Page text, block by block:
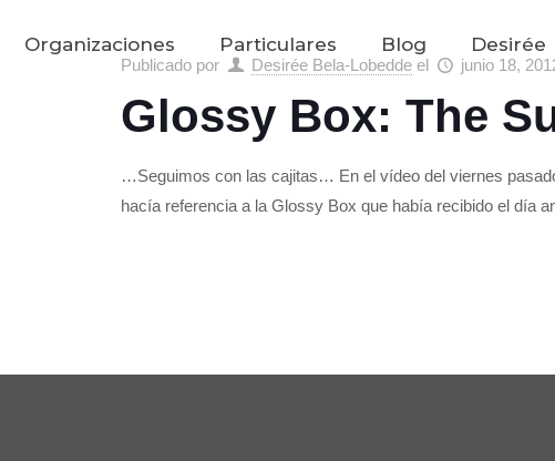
Organizaciones Particulares Blog Desirée
Publicado por Desirée Bela-Lobedde el junio 18,
Glossy Box: The
…Seguimos con las cajitas… En el vídeo del viernes
hacía referencia a la Glossy Box que había recibido el día